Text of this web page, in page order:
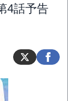
4話予告